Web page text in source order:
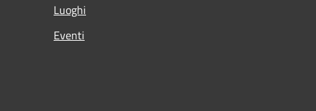
Luoghi
Eventi